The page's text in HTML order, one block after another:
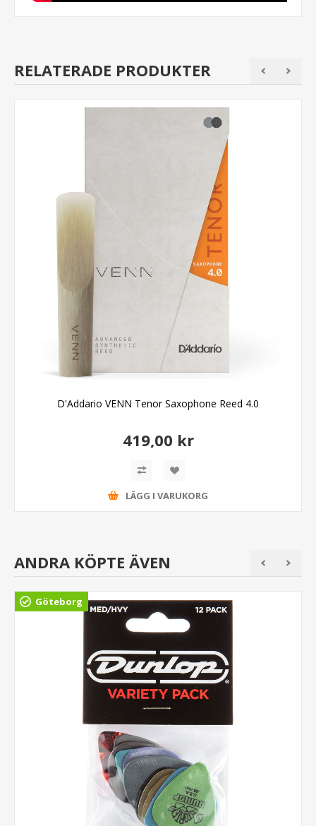
RELATERADE PRODUKTER
D'Addario VENN Tenor Saxophone Reed 4.0
419,00 kr
LÄGG I VARUKORG
ANDRA KÖPTE ÄVEN
Göteborg